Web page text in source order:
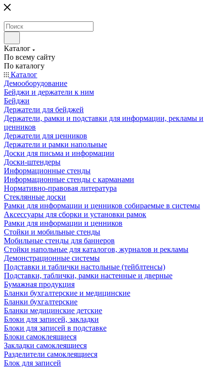
Каталог
По всему сайту
По каталогу
Каталог
Демооборудование
Бейджи и держатели к ним
Бейджи
Держатели для бейджей
Держатели, рамки и подставки для информации, рекламы и
ценников
Держатели для ценников
Держатели и рамки напольные
Доски для письма и информации
Доски-штендеры
Информационные стенды
Информационные стенды с карманами
Нормативно-правовая литература
Стеклянные доски
Рамки для информации и ценников собираемые в системы
Аксессуары для сборки и установки рамок
Рамки для информации и ценников
Стойки и мобильные стенды
Мобильные стенды для баннеров
Стойки напольные для каталогов, журналов и рекламы
Демонстрационные системы
Подставки и таблички настольные (тейблтенсы)
Подставки, таблички, рамки настенные и дверные
Бумажная продукция
Бланки бухгалтерские и медицинские
Бланки бухгалтерские
Бланки медицинские детские
Блоки для записей, закладки
Блоки для записей в подставке
Блоки самоклеящиеся
Закладки самоклеящиеся
Разделители самоклеящиеся
Блок для записей